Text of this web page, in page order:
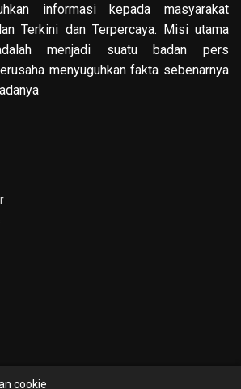
informasi kepada masyarakat
Terkini dan Terpercaya. Misi utama
menjadi suatu badan pers
menyuguhkan fakta sebenarnya
cookie